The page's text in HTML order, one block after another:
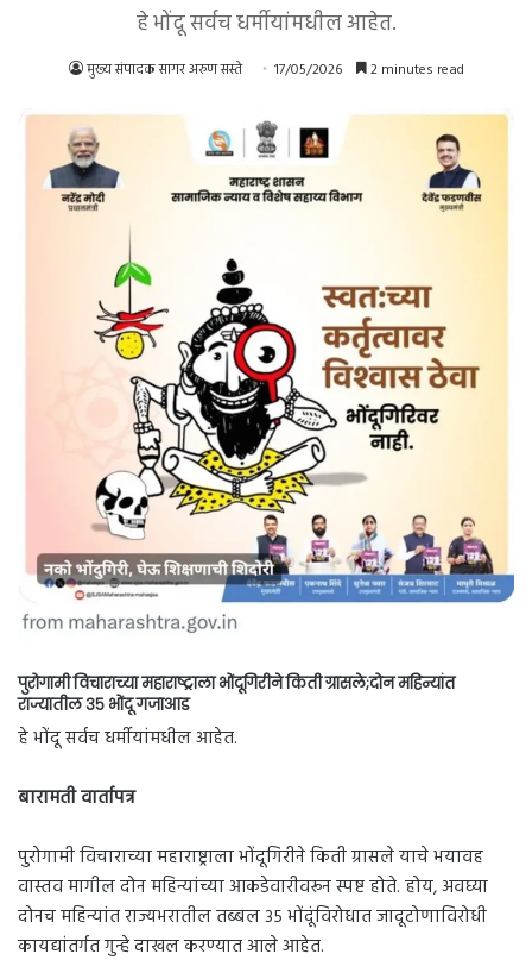
हे भोंदू सर्वच धर्मीयांमधील आहेत.
मुख्य संपादक सागर अरुण सस्ते 17/05/2026 2 minutes read
पुरोगामी विचाराच्या महाराष्ट्राला भोंदूगिरीने किती ग्रासले;दोन महिन्यांत
राज्यातील ३५ भोंदू गजाआड
हे भोंदू सर्वच धर्मीयांमधील आहेत.
बारामती वार्तापत्र
पुरोगामी विचाराच्या महाराष्ट्राला भोंदूगिरीने किती ग्रासले याचे भयावह
वास्तव मागील दोन महिन्यांच्या आकडेवारीवरून स्पष्ट होते. होय, अवघ्या
दोनच महिन्यांत राज्यभरातील तब्बल ३५ भोंदूंविरोधात जादूटोणाविरोधी
कायद्यांतर्गत गुन्हे दाखल करण्यात आले आहेत.